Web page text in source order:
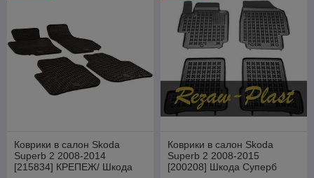
Коврики в салон Skoda
Superb 2 2008-2014
[215834] КРЕПЕЖ/ Шкода
Коврики в салон Skoda
Superb 2 2008-2015
[200208] Шкода Суперб